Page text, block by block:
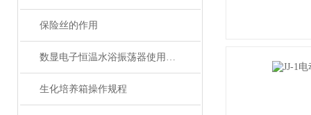
保险丝的作用
数显电子恒温水浴振荡器使用说明
生化培养箱操作规程